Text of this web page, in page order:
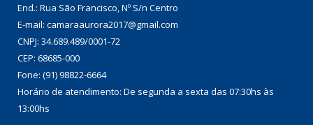
End.: Rua São Francisco, Nº S/n Centro
E-mail: camaraaurora2017@gmail.com
CNPJ: 34.689.489/0001-72
CEP: 68685-000
Fone: (91) 98822-6664
Horário de atendimento: De segunda a sexta das 07:30hs às
13:00hs